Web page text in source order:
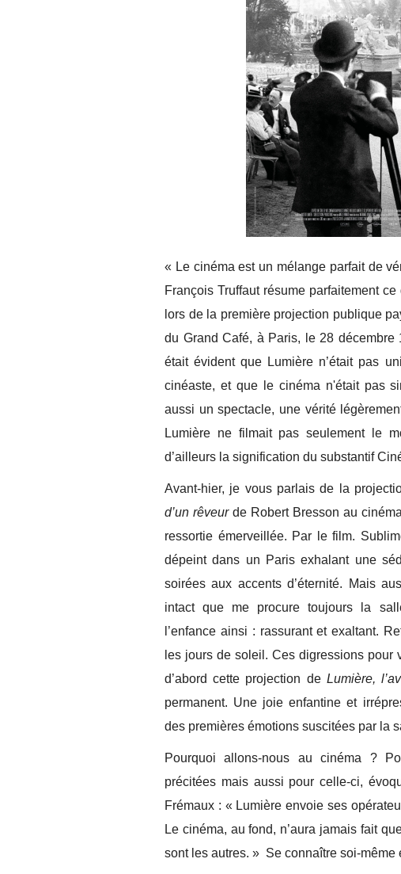
« Le cinéma est un mélange parfait de
François Truffaut résume parfaitement
lors de la première projection publique
du Grand Café, à Paris, le 28 décembre
était évident que Lumière n’était pas
cinéaste, et que le cinéma n'était pas
aussi un spectacle, une vérité
Lumière ne filmait pas seulement le
d’ailleurs la signification du substantif
Avant-hier, je vous parlais de la
d’un rêveurde Robert Bresson au
ressortie émerveillée. Par le film.
dépeint dans un Paris exhalant une
soirées aux accents d’éternité. Mais
intact que me procure toujours la
l’enfance ainsi : rassurant et exaltant.
les jours de soleil. Ces digressions pour
d’abord cette projection de Lumière,
permanent. Une joie enfantine et
des premières émotions suscitées par la
Pourquoi allons-nous au cinéma ?
précitées mais aussi pour celle-ci,
Frémaux : « Lumière envoie ses
Le cinéma, au fond, n’aura jamais fait
sont les autres. » Se connaître soi-